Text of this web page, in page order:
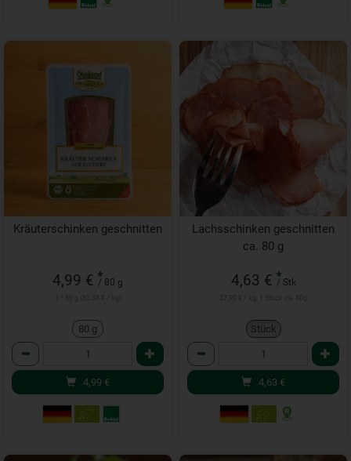
Kräuterschinken geschnitten
4,99 € *
/ 80 g
80 g
Anzahl
4,99 €
Lachsschinken geschnitten
ca. 80 g
4,63 € *
/ Stk
Stück
Anzahl
4,63 €